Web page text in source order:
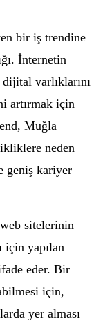
bir iş trendine
İnternetin
varlıklarını
artırmak için
Muğla
neden
geniş kariyer
sitelerinin
için yapılan
eder. Bir
için,
yer alması